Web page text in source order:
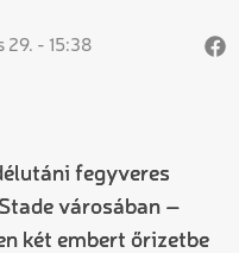
29. - 15:38
fegyveres
városában –
két embert őrizetbe